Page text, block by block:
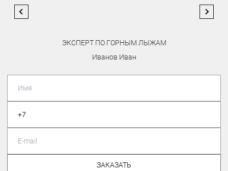
ЭКСПЕРТ ПО ГОРНЫМ ЛЫЖАМ
Иванов Иван
ЗАКАЗАТЬ